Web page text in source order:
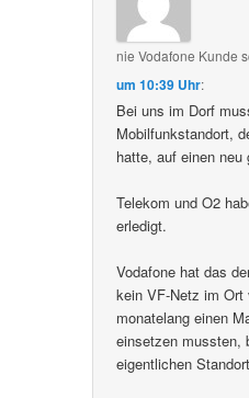
nie Vodafone Kunde
um 10:39 Uhr:
Bei uns im Dorf
Mobilfunkstandort,
hatte, auf einen neu
Telekom und O2
erledigt.
Vodafone hat das
kein VF-Netz im Ort
monatelang einen
einsetzen mussten,
eigentlichen